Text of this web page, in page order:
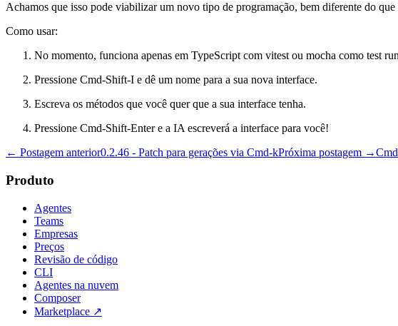
Achamos que isso pode viabilizar um novo tipo de programação, bem diferente do
Como usar:
No momento, funciona apenas em TypeScript com vitest ou mocha como test
Pressione Cmd-Shift-I e dê um nome para a sua nova interface.
Escreva os métodos que você quer que a sua interface tenha.
Pressione Cmd-Shift-Enter e a IA escreverá a interface para você!
← Postagem anterior0.2.46 - Patch para gerações via Cmd-kPróxima postagem →
Produto
Agentes
Teams
Empresas
Preços
Revisão de código
CLI
Agentes na nuvem
Composer
Marketplace ↗